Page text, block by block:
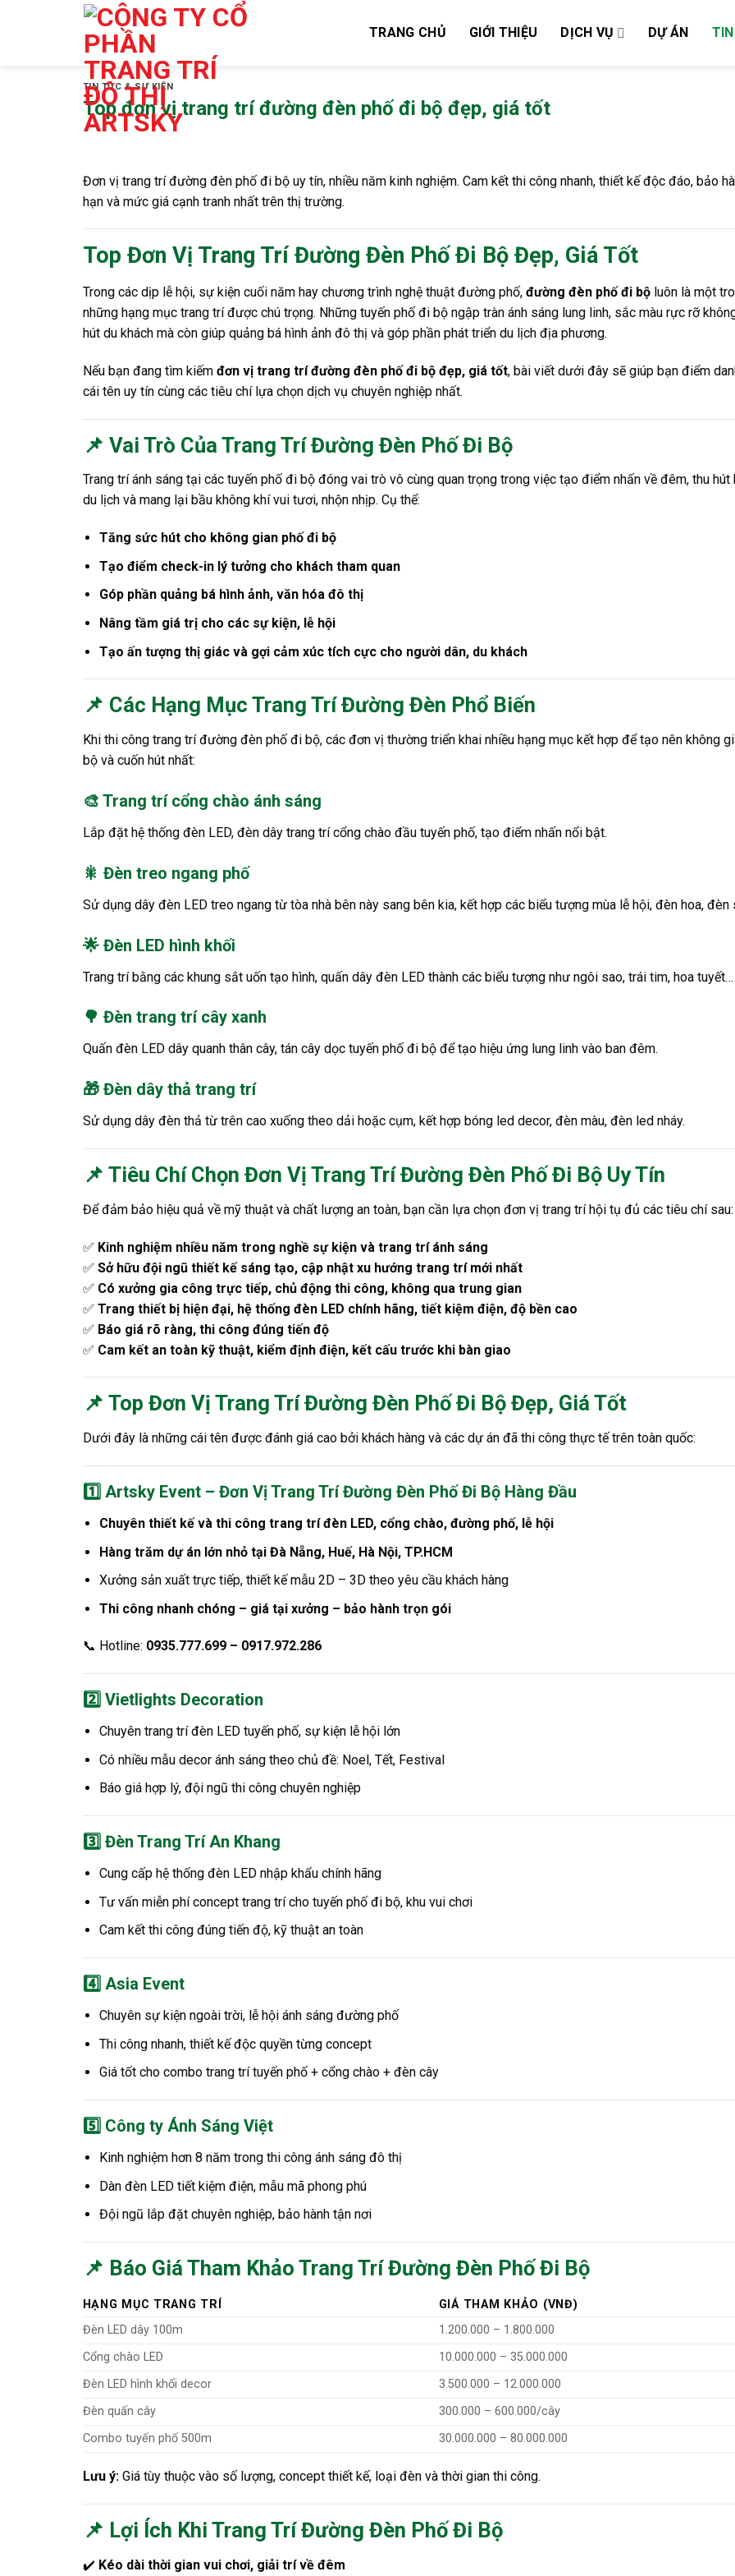
TRANG CHỦ GIỚI THIỆU DỊCH VỤ DỰ ÁN
TIN TỨC & SỰ KIỆN
Top đơn vị trang trí đường đèn phố đi bộ đẹp, giá tốt
Đơn vị trang trí đường đèn phố đi bộ uy tín, nhiều năm kinh nghiệm. Cam kết thi công nhanh, thiết kế độc đáo, bảo
hạn và mức giá cạnh tranh nhất trên thị trường.
Top Đơn Vị Trang Trí Đường Đèn Phố Đi Bộ Đẹp, Giá Tốt
Trong các dịp lễ hội, sự kiện cuối năm hay chương trình nghệ thuật đường phố, đường đèn phố đi bộluôn là một
những hạng mục trang trí được chú trọng. Những tuyến phố đi bộ ngập tràn ánh sáng lung linh, sắc màu rực rỡ
hút du khách mà còn giúp quảng bá hình ảnh đô thị và góp phần phát triển du lịch địa phương.
Nếu bạn đang tìm kiếm đơn vị trang trí đường đèn phố đi bộ đẹp, giá tốt, bài viết dưới đây sẽ giúp bạn điểm
cái tên uy tín cùng các tiêu chí lựa chọn dịch vụ chuyên nghiệp nhất.
📌 Vai Trò Của Trang Trí Đường Đèn Phố Đi Bộ
Trang trí ánh sáng tại các tuyến phố đi bộ đóng vai trò vô cùng quan trọng trong việc tạo điểm nhấn về đêm, thu hút
du lịch và mang lại bầu không khí vui tươi, nhộn nhịp. Cụ thể:
Tăng sức hút cho không gian phố đi bộ
Tạo điểm check-in lý tưởng cho khách tham quan
Góp phần quảng bá hình ảnh, văn hóa đô thị
Nâng tầm giá trị cho các sự kiện, lễ hội
Tạo ấn tượng thị giác và gợi cảm xúc tích cực cho người dân, du khách
📌 Các Hạng Mục Trang Trí Đường Đèn Phổ Biến
Khi thi công trang trí đường đèn phố đi bộ, các đơn vị thường triển khai nhiều hạng mục kết hợp để tạo nên không
bộ và cuốn hút nhất:
🎨 Trang trí cổng chào ánh sáng
Lắp đặt hệ thống đèn LED, đèn dây trang trí cổng chào đầu tuyến phố, tạo điểm nhấn nổi bật.
🎇 Đèn treo ngang phố
Sử dụng dây đèn LED treo ngang từ tòa nhà bên này sang bên kia, kết hợp các biểu tượng mùa lễ hội, đèn hoa, đèn
🌟 Đèn LED hình khối
Trang trí bằng các khung sắt uốn tạo hình, quấn dây đèn LED thành các biểu tượng như ngôi sao, trái tim, hoa tuyết…
🌳 Đèn trang trí cây xanh
Quấn đèn LED dây quanh thân cây, tán cây dọc tuyến phố đi bộ để tạo hiệu ứng lung linh vào ban đêm.
🎁 Đèn dây thả trang trí
Sử dụng dây đèn thả từ trên cao xuống theo dải hoặc cụm, kết hợp bóng led decor, đèn màu, đèn led nháy.
📌 Tiêu Chí Chọn Đơn Vị Trang Trí Đường Đèn Phố Đi Bộ Uy Tín
Để đảm bảo hiệu quả về mỹ thuật và chất lượng an toàn, bạn cần lựa chọn đơn vị trang trí hội tụ đủ các tiêu chí sau:
✅ Kinh nghiệm nhiều năm trong nghề sự kiện và trang trí ánh sáng
✅ Sở hữu đội ngũ thiết kế sáng tạo, cập nhật xu hướng trang trí mới nhất
✅ Có xưởng gia công trực tiếp, chủ động thi công, không qua trung gian
✅ Trang thiết bị hiện đại, hệ thống đèn LED chính hãng, tiết kiệm điện, độ bền cao
✅ Báo giá rõ ràng, thi công đúng tiến độ
✅ Cam kết an toàn kỹ thuật, kiểm định điện, kết cấu trước khi bàn giao
📌 Top Đơn Vị Trang Trí Đường Đèn Phố Đi Bộ Đẹp, Giá Tốt
Dưới đây là những cái tên được đánh giá cao bởi khách hàng và các dự án đã thi công thực tế trên toàn quốc:
1️⃣ Artsky Event – Đơn Vị Trang Trí Đường Đèn Phố Đi Bộ Hàng Đầu
Chuyên thiết kế và thi công trang trí đèn LED, cổng chào, đường phố, lễ hội
Hàng trăm dự án lớn nhỏ tại Đà Nẵng, Huế, Hà Nội, TP.HCM
Xưởng sản xuất trực tiếp, thiết kế mẫu 2D – 3D theo yêu cầu khách hàng
Thi công nhanh chóng – giá tại xưởng – bảo hành trọn gói
📞 Hotline: 0935.777.699 – 0917.972.286
2️⃣ Vietlights Decoration
Chuyên trang trí đèn LED tuyến phố, sự kiện lễ hội lớn
Có nhiều mẫu decor ánh sáng theo chủ đề: Noel, Tết, Festival
Báo giá hợp lý, đội ngũ thi công chuyên nghiệp
3️⃣ Đèn Trang Trí An Khang
Cung cấp hệ thống đèn LED nhập khẩu chính hãng
Tư vấn miễn phí concept trang trí cho tuyến phố đi bộ, khu vui chơi
Cam kết thi công đúng tiến độ, kỹ thuật an toàn
4️⃣ Asia Event
Chuyên sự kiện ngoài trời, lễ hội ánh sáng đường phố
Thi công nhanh, thiết kế độc quyền từng concept
Giá tốt cho combo trang trí tuyến phố + cổng chào + đèn cây
5️⃣ Công ty Ánh Sáng Việt
Kinh nghiệm hơn 8 năm trong thi công ánh sáng đô thị
Dàn đèn LED tiết kiệm điện, mẫu mã phong phú
Đội ngũ lắp đặt chuyên nghiệp, bảo hành tận nơi
📌 Báo Giá Tham Khảo Trang Trí Đường Đèn Phố Đi Bộ
HẠNG MỤC TRANG TRÍ
GIÁ THAM KHẢO (VNĐ)
Đèn LED dây 100m
1.200.000 – 1.800.000
Cổng chào LED
10.000.000 – 35.000.000
Đèn LED hình khối decor
3.500.000 – 12.000.000
Đèn quấn cây
300.000 – 600.000/cây
Combo tuyến phố 500m
30.000.000 – 80.000.000
Lưu ý:Giá tùy thuộc vào số lượng, concept thiết kế, loại đèn và thời gian thi công.
📌 Lợi Ích Khi Trang Trí Đường Đèn Phố Đi Bộ
✔️ Kéo dài thời gian vui chơi, giải trí về đêm